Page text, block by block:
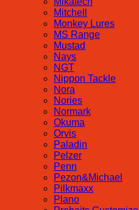
Mitchell
Monkey Lures
MS Range
Mustad
Nays
NGT
Nippon Tackle
Nora
Nories
Normark
Okuma
Orvis
Paladin
Pelzer
Penn
Pezon&Michael
Pilkmaxx
Plano